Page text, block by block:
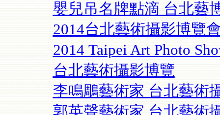
嬰兒吊名牌點滴 台北藝
2014台北藝術攝影博覽
2014 Taipei Art Photo
台北藝術攝影博覽
李鳴鵰藝術家 台北藝術
郭英聲藝術家 台北藝術